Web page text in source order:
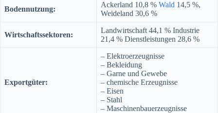
Bodennutzung:
Ackerland 10,8 % Wald 14,5 %,
Weideland 30,6 %
Wirtschaftssektoren:
Landwirtschaft 44,1 % Industrie
21,4 % Dienstleistungen 28,6 %
Exportgüter:
– Elektroerzeugnisse
– Bekleidung
– Garne und Gewebe
– chemische Erzeugnisse
– Eisen
– Stahl
– Maschinenbauerzeugnisse